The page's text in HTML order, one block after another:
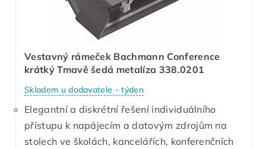
Vestavný rámeček Bachmann Conference
krátký Tmavě šedá metalíza 338.0201
Skladem u dodavatele - týden
Elegantní a diskrétní řešení individuálního
přístupu k napájecím a datovým zdrojům na
stolech ve školách, kancelářích, konferenčních